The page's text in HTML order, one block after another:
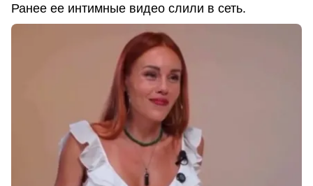
Ранее ее интимные видео слили в сеть.